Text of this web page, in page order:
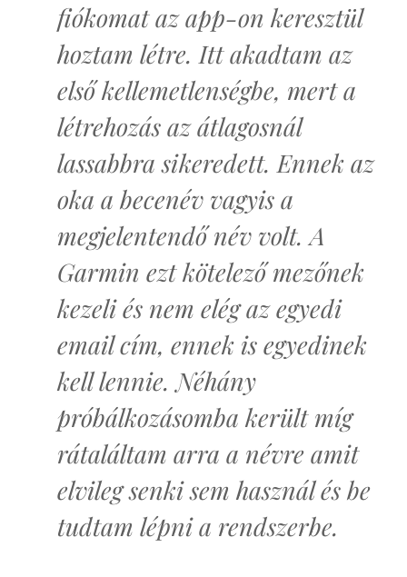
fiókomat az app-on keresztül
hoztam létre. Itt akadtam az
első kellemetlenségbe, mert a
létrehozás az átlagosnál
lassabbra sikeredett. Ennek az
oka a becenév vagyis a
megjelentendő név volt. A
Garmin ezt kötelező mezőnek
kezeli és nem elég az egyedi
email cím, ennek is egyedinek
kell lennie. Néhány
próbálkozásomba került míg
rátaláltam arra a névre amit
elvileg senki sem használ és be
tudtam lépni a rendszerbe.